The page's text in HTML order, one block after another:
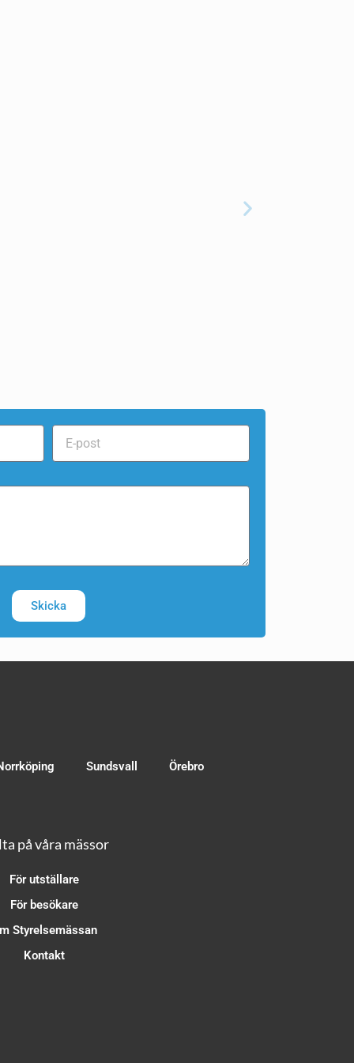
Skicka
Sundsvall Örebro
på våra mässor
För utställare
För besökare
Styrelsemässan
Kontakt